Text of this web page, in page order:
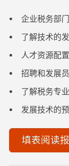
企业税务部
了解技术的
人才资源配
招聘和发展
了解税务专
发展技术的
填表阅读